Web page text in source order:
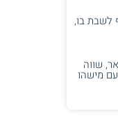
לשבת בו,
שווה
מישהו